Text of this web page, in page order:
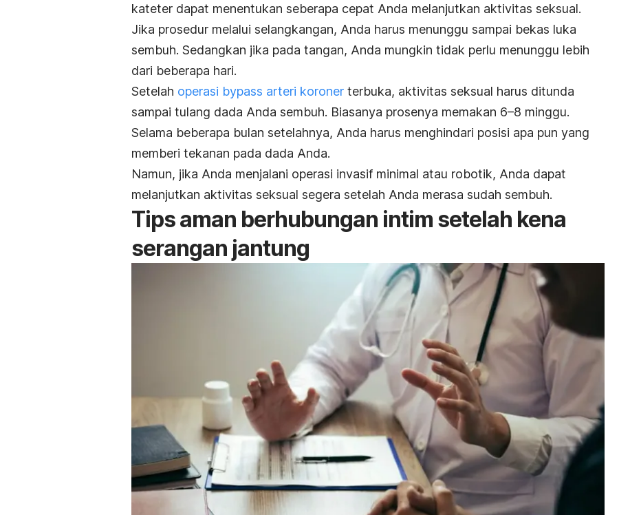
kateter dapat menentukan seberapa cepat Anda melanjutkan aktivitas seksual.
Jika prosedur melalui selangkangan, Anda harus menunggu sampai bekas luka
sembuh. Sedangkan jika pada tangan, Anda mungkin tidak perlu menunggu lebih
dari beberapa hari.
Setelah operasi bypass arteri koroner terbuka, aktivitas seksual harus ditunda
sampai tulang dada Anda sembuh. Biasanya prosenya memakan 6–8 minggu.
Selama beberapa bulan setelahnya, Anda harus menghindari posisi apa pun yang
memberi tekanan pada dada Anda.
Namun, jika Anda menjalani operasi invasif minimal atau robotik, Anda dapat
melanjutkan aktivitas seksual segera setelah Anda merasa sudah sembuh.
Tips aman berhubungan intim setelah kena
serangan jantung